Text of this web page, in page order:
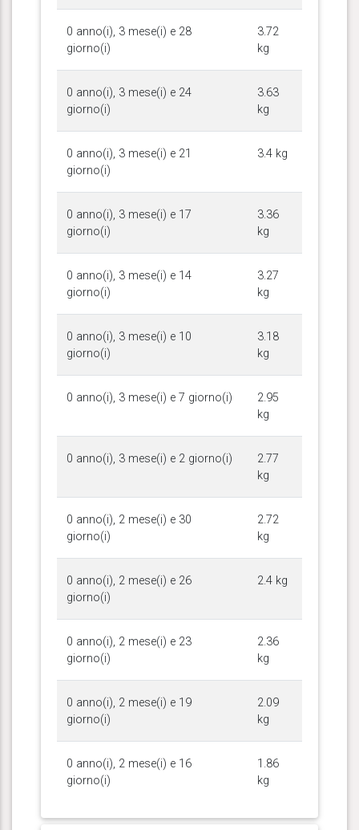
0 anno(i), 3 mese(i) e 28
giorno(i)
3.72
kg
0 anno(i), 3 mese(i) e 24
giorno(i)
3.63
kg
0 anno(i), 3 mese(i) e 21
giorno(i)
3.4 kg
0 anno(i), 3 mese(i) e 17
giorno(i)
3.36
kg
0 anno(i), 3 mese(i) e 14
giorno(i)
3.27
kg
0 anno(i), 3 mese(i) e 10
giorno(i)
3.18
kg
0 anno(i), 3 mese(i) e 7 giorno(i)
2.95
kg
0 anno(i), 3 mese(i) e 2 giorno(i)
2.77
kg
0 anno(i), 2 mese(i) e 30
giorno(i)
2.72
kg
0 anno(i), 2 mese(i) e 26
giorno(i)
2.4 kg
0 anno(i), 2 mese(i) e 23
giorno(i)
2.36
kg
0 anno(i), 2 mese(i) e 19
giorno(i)
2.09
kg
0 anno(i), 2 mese(i) e 16
giorno(i)
1.86
kg